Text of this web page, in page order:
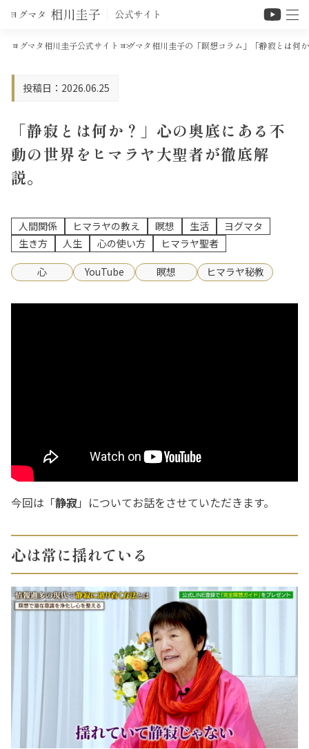
ヨグマタ相川圭子公式サイト ヨグマタ相川圭子の「瞑想コラム」 「静寂とは何
2026.06.25
「静寂とは何か？」心の奥底にある不
動の世界をヒマラヤ大聖者が徹底解
説。
人間関係 ヒマラヤの教え 瞑想 生活
ヨグマタ
生き方
人生 心の使い方 ヒマラヤ聖者
心 YouTube 瞑想 ヒマラヤ秘教
今回は「静寂 」についてお話をさせていただきます。
心は常に揺れている